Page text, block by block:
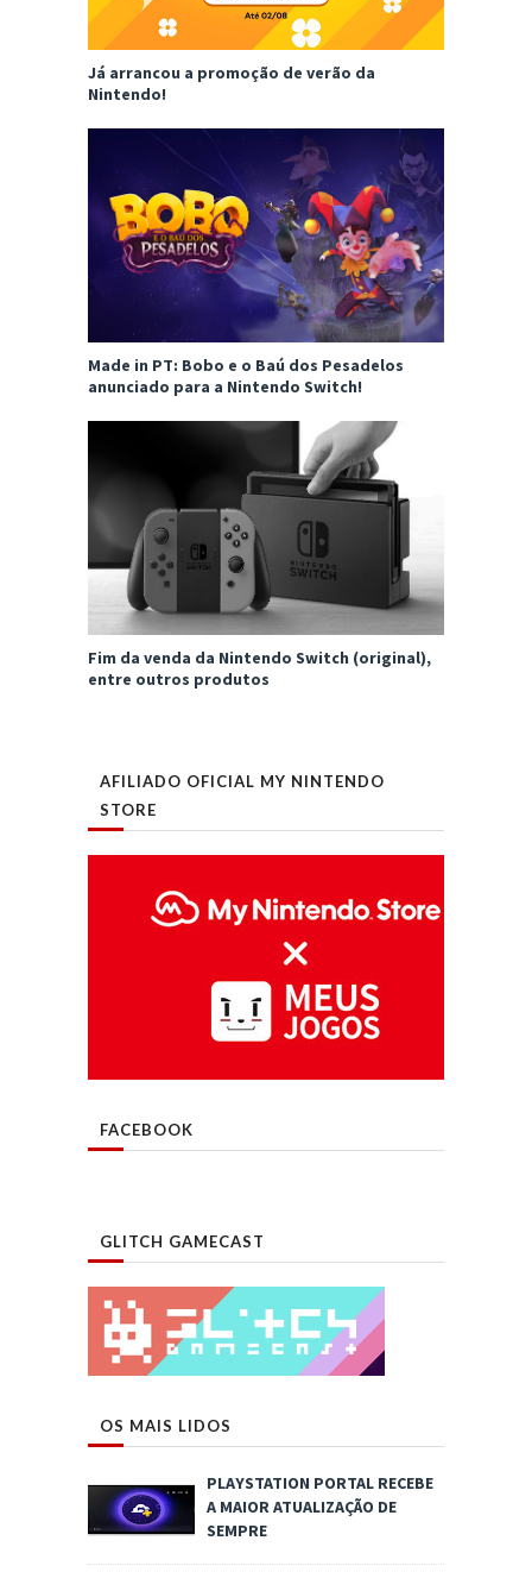
Já arrancou a promoção de verão da
Nintendo!
Made in PT: Bobo e o Baú dos Pesadelos
anunciado para a Nintendo Switch!
Fim da venda da Nintendo Switch (original),
entre outros produtos
AFILIADO OFICIAL MY NINTENDO
STORE
FACEBOOK
GLITCH GAMECAST
OS MAIS LIDOS
PLAYSTATION PORTAL RECEBE
A MAIOR ATUALIZAÇÃO DE
SEMPRE